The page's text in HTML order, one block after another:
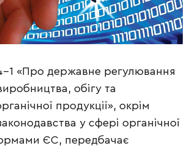
1 «Про державне регулювання
обігу та
продукції», окрім
у сфері органічної
ЄС, передбачає